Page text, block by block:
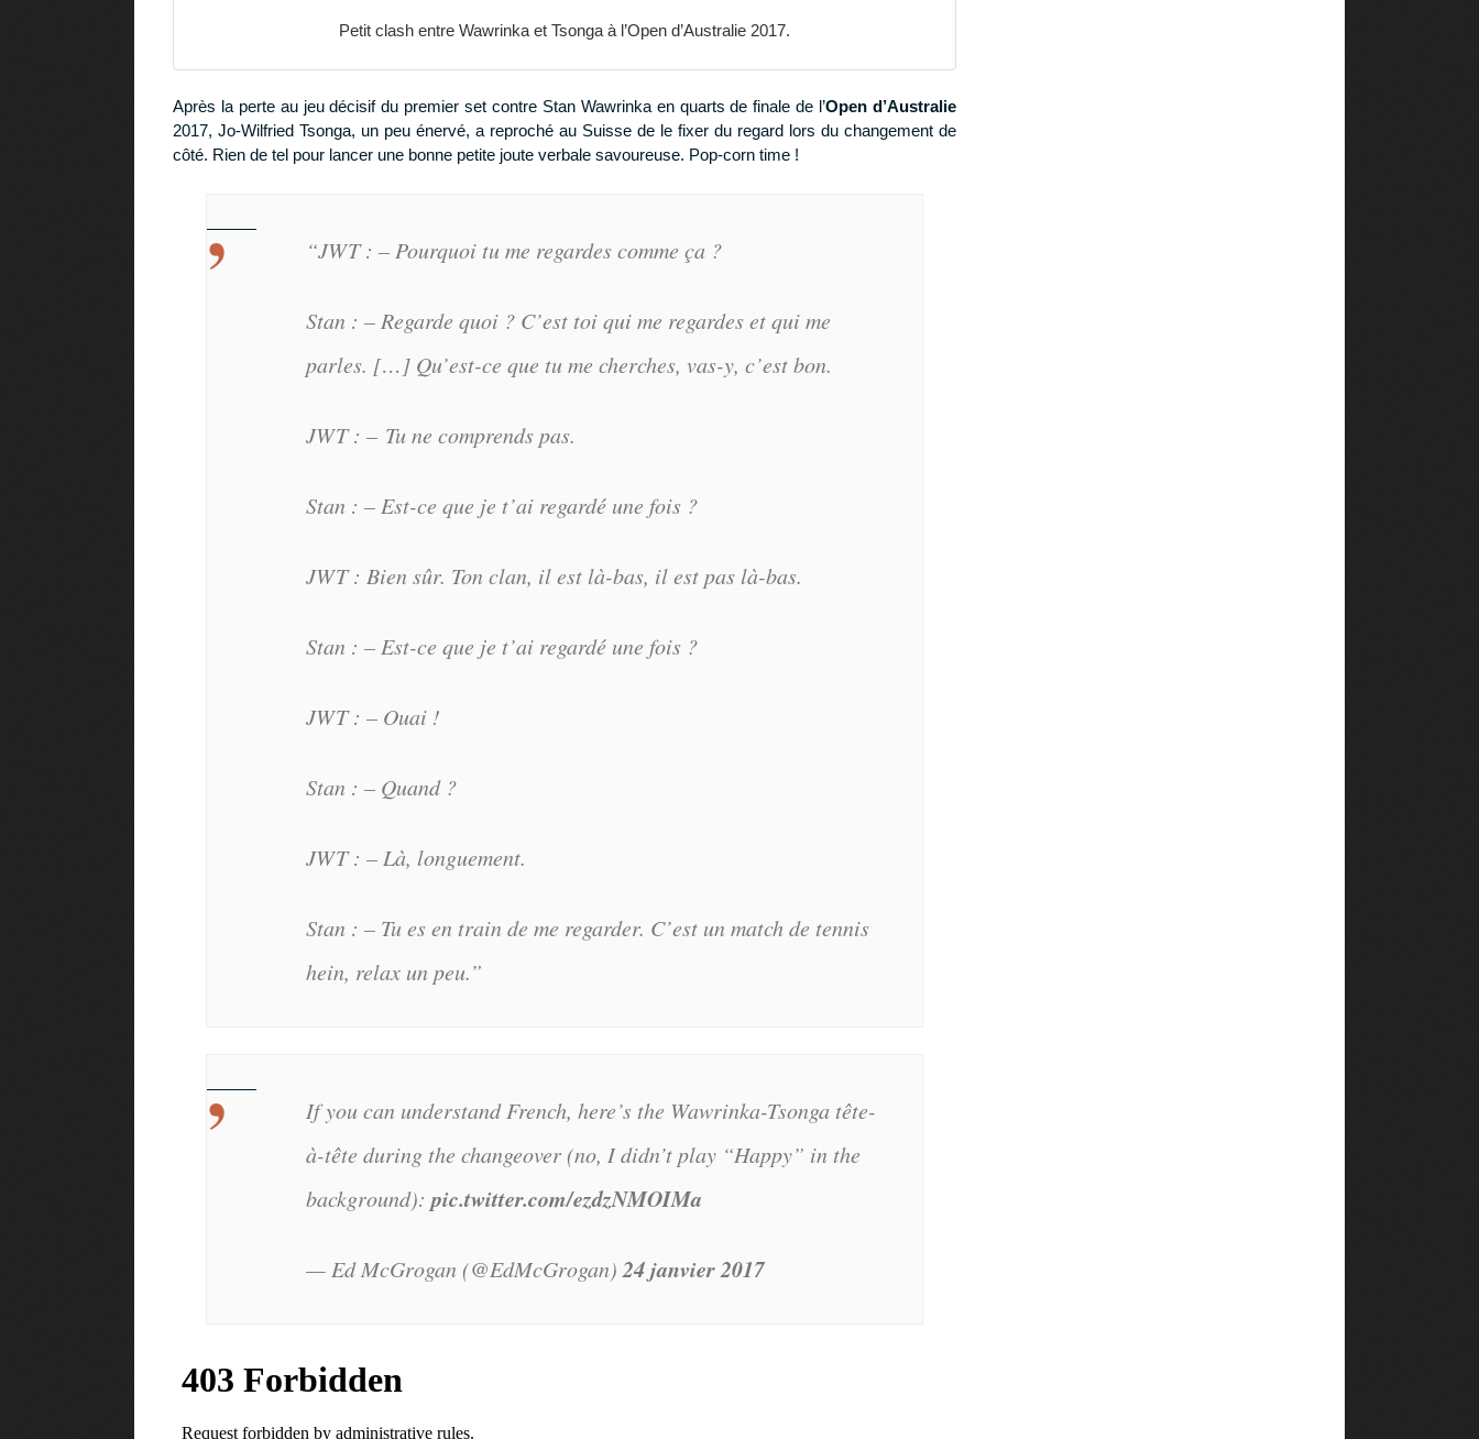
Petit clash entre Wawrinka et Tsonga à l’Open d’Australie 2017.
Après la perte au jeu décisif du premier set contre Stan Wawrinka en quarts de finale de l’Open d’Australie
2017, Jo-Wilfried Tsonga, un peu énervé, a reproché au Suisse de le fixer du regard lors du changement de
côté. Rien de tel pour lancer une bonne petite joute verbale savoureuse. Pop-corn time !
“JWT : – Pourquoi tu me regardes comme ça ?
Stan : – Regarde quoi ? C’est toi qui me regardes et qui me
parles. […] Qu’est-ce que tu me cherches, vas-y, c’est bon.
JWT : – Tu ne comprends pas.
Stan : – Est-ce que je t’ai regardé une fois ?
JWT : Bien sûr. Ton clan, il est là-bas, il est pas là-bas.
Stan : – Est-ce que je t’ai regardé une fois ?
JWT : – Ouai !
Stan : – Quand ?
JWT : – Là, longuement.
Stan : – Tu es en train de me regarder. C’est un match de tennis
hein, relax un peu.”
If you can understand French, here’s the Wawrinka-Tsonga tête-
à-tête during the changeover (no, I didn’t play “Happy” in the
background):pic.twitter.com/ezdzNMOIMa
— Ed McGrogan (@EdMcGrogan)24 janvier 2017